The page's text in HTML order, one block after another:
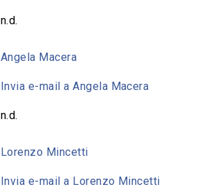
n.d.
Angela Macera
Invia e-mail a Angela Macera
n.d.
Lorenzo Mincetti
Invia e-mail a Lorenzo Mincetti